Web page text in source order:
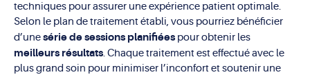
techniques pour assurer une expérience patient optimale.
Selon le plan de traitement établi, vous pourriez bénéficier
d’unesérie de sessions planifiées pour obtenir les
meilleurs résultats. Chaque traitement est effectué avec le
plus grand soin pour minimiser l’inconfort et soutenir une